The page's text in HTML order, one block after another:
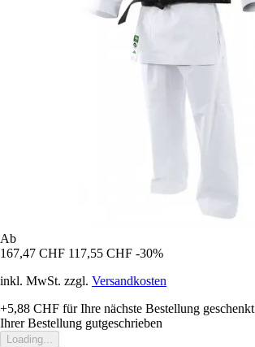
Ab
167,47 CHF 117,55 CHF -30%
inkl. MwSt. zzgl. Versandkosten
+5,88 CHF für Ihre nächste Bestellung geschenkt
Ihrer Bestellung gutgeschrieben
Loading...